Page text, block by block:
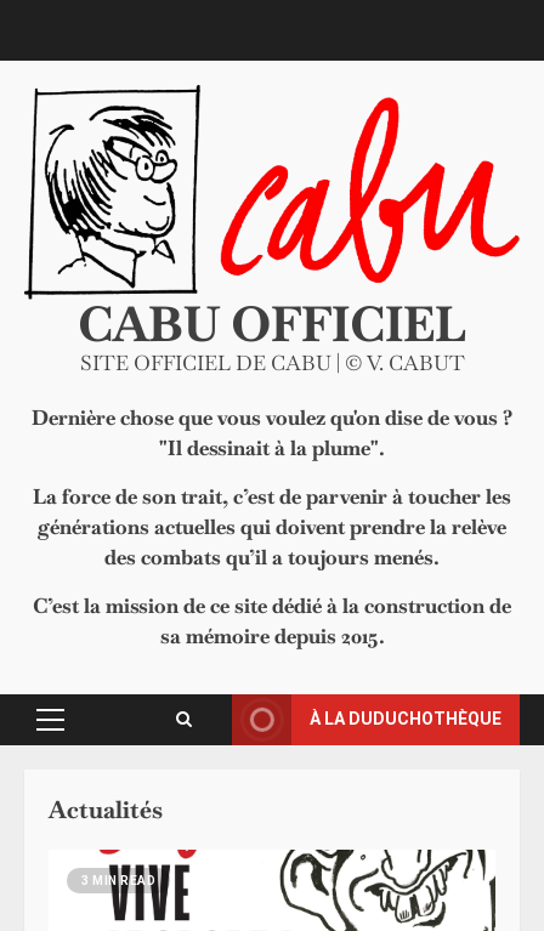
CABU OFFICIEL
SITE OFFICIEL DE CABU | © V. CABUT
Dernière chose que vous voulez qu'on dise de vous ?
"Il dessinait à la plume".
La force de son trait, c’est de parvenir à toucher les
générations actuelles qui doivent prendre la relève
des combats qu’il a toujours menés.
C’est la mission de ce site dédié à la construction de
sa mémoire depuis 2015.
Primary
À LA DUDUCHOTHÈQUE
Actualités
3 MIN READ